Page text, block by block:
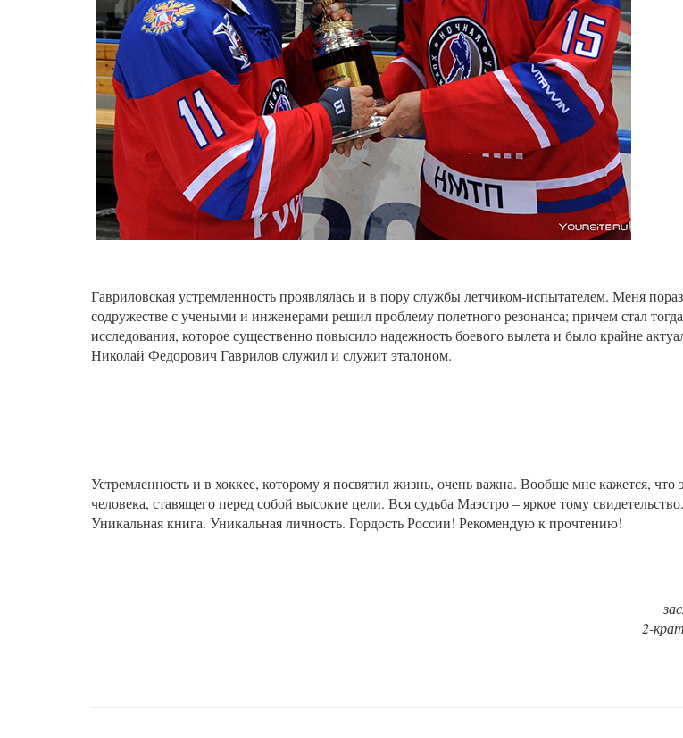
Гавриловская устремленность проявлялась и в пору службы летчиком-испытателем. Меня
содружестве с учеными и инженерами решил проблему полетного резонанса; причем стал
исследования, которое существенно повысило надежность боевого вылета и было крайне
Николай Федорович Гаврилов служил и служит эталоном.
Устремленность и в хоккее, которому я посвятил жизнь, очень важна. Вообще мне кажется, что
человека, ставящего перед собой высокие цели. Вся судьба Маэстро – яркое тому свидетельство.
Уникальная книга. Уникальная личность. Гордость России! Рекомендую к прочтению!
2-